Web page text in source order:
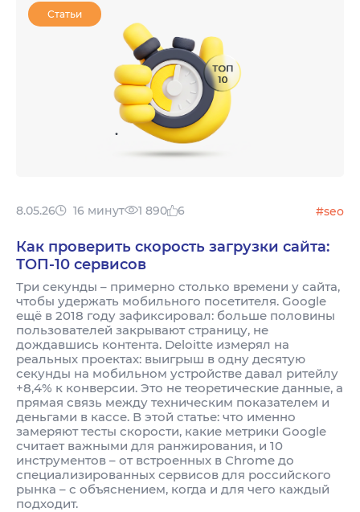
Статьи
8.05.26 16 минут 1 890 6 #seo
Как проверить скорость загрузки сайта:
ТОП-10 сервисов
Три секунды – примерно столько времени у сайта,
чтобы удержать мобильного посетителя. Google
ещё в 2018 году зафиксировал: больше половины
пользователей закрывают страницу, не
дождавшись контента. Deloitte измерял на
реальных проектах: выигрыш в одну десятую
секунды на мобильном устройстве давал ритейлу
+8,4% к конверсии. Это не теоретические данные, а
прямая связь между техническим показателем и
деньгами в кассе. В этой статье: что именно
замеряют тесты скорости, какие метрики Google
считает важными для ранжирования, и 10
инструментов – от встроенных в Chrome до
специализированных сервисов для российского
рынка – с объяснением, когда и для чего каждый
подходит.